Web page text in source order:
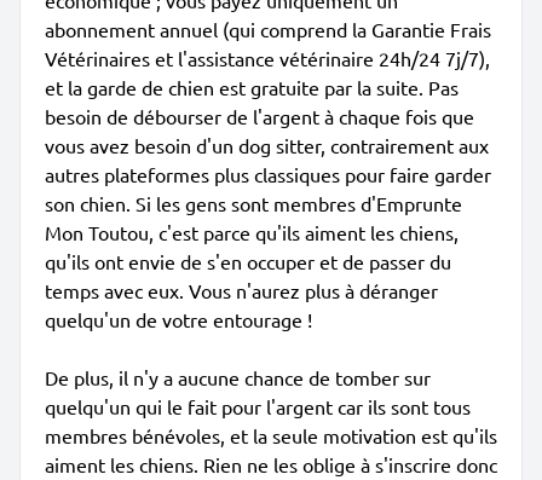
abonnement annuel (qui comprend la Garantie Frais
Vétérinaires et l'assistance vétérinaire 24h/24 7j/7),
et la garde de chien est gratuite par la suite. Pas
besoin de débourser de l'argent à chaque fois que
vous avez besoin d'un dog sitter, contrairement aux
autres plateformes plus classiques pour faire garder
son chien. Si les gens sont membres d'Emprunte
Mon Toutou, c'est parce qu'ils aiment les chiens,
qu'ils ont envie de s'en occuper et de passer du
temps avec eux. Vous n'aurez plus à déranger
quelqu'un de votre entourage !
De plus, il n'y a aucune chance de tomber sur
quelqu'un qui le fait pour l'argent car ils sont tous
membres bénévoles, et la seule motivation est qu'ils
aiment les chiens. Rien ne les oblige à s'inscrire donc